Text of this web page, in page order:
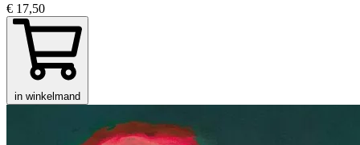
€ 17,50
in winkelmand